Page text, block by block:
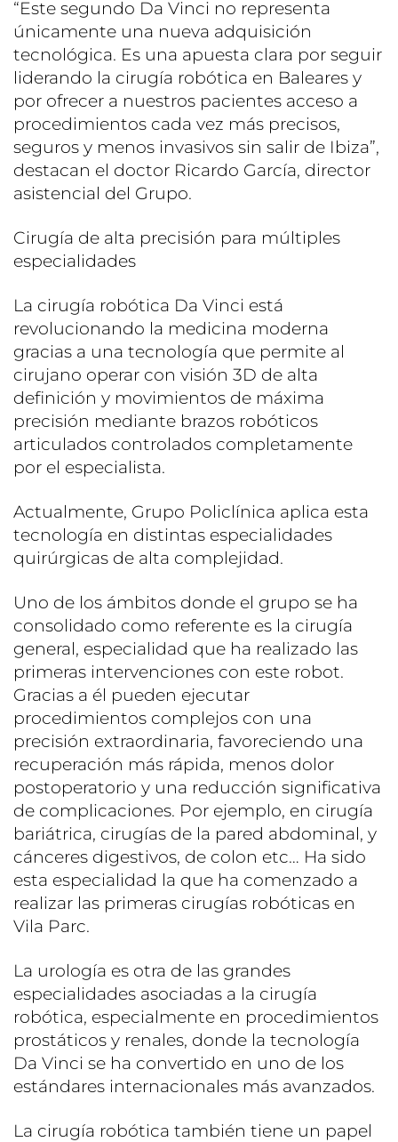
“Este segundo Da Vinci no representa
únicamente una nueva adquisición
tecnológica. Es una apuesta clara por seguir
liderando la cirugía robótica en Baleares y
por ofrecer a nuestros pacientes acceso a
procedimientos cada vez más precisos,
seguros y menos invasivos sin salir de Ibiza”,
destacan el doctor Ricardo García, director
asistencial del Grupo.
Cirugía de alta precisión para múltiples
especialidades
La cirugía robótica Da Vinci está
revolucionando la medicina moderna
gracias a una tecnología que permite al
cirujano operar con visión 3D de alta
definición y movimientos de máxima
precisión mediante brazos robóticos
articulados controlados completamente
por el especialista.
Actualmente, Grupo Policlínica aplica esta
tecnología en distintas especialidades
quirúrgicas de alta complejidad.
Uno de los ámbitos donde el grupo se ha
consolidado como referente es la cirugía
general, especialidad que ha realizado las
primeras intervenciones con este robot.
Gracias a él pueden ejecutar
procedimientos complejos con una
precisión extraordinaria, favoreciendo una
recuperación más rápida, menos dolor
postoperatorio y una reducción significativa
de complicaciones. Por ejemplo, en cirugía
bariátrica, cirugías de la pared abdominal, y
cánceres digestivos, de colon etc… Ha sido
esta especialidad la que ha comenzado a
realizar las primeras cirugías robóticas en
Vila Parc.
La urología es otra de las grandes
especialidades asociadas a la cirugía
robótica, especialmente en procedimientos
prostáticos y renales, donde la tecnología
Da Vinci se ha convertido en uno de los
estándares internacionales más avanzados.
La cirugía robótica también tiene un papel